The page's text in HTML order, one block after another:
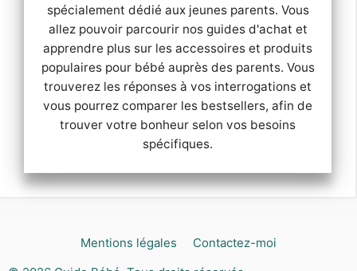
spécialement dédié aux jeunes parents. Vous
allez pouvoir parcourir nos guides d'achat et
apprendre plus sur les accessoires et produits
populaires pour bébé auprès des parents. Vous
trouverez les réponses à vos interrogations et
vous pourrez comparer les bestsellers, afin de
trouver votre bonheur selon vos besoins
spécifiques.
Mentions légales
Contactez-moi